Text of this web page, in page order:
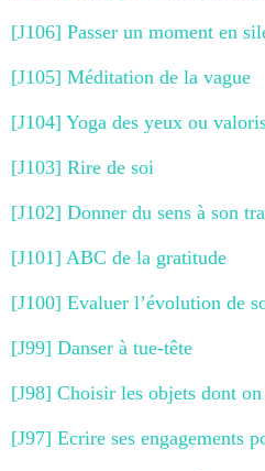
[J106] Passer un moment en
[J105] Méditation de la vague
[J104] Yoga des yeux ou
[J103] Rire de soi
[J102] Donner du sens à son
[J101] ABC de la gratitude
[J100] Evaluer l’évolution de
[J99] Danser à tue-tête
[J98] Choisir les objets dont on
[J97] Ecrire ses engagements